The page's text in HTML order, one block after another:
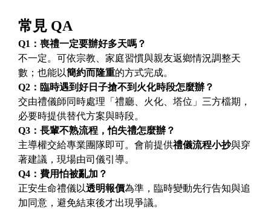
常見 QA
Q1 ：喪禮一定要辦好多天嗎？
不一定。可依宗教、家庭習慣與親友返鄉情況調整天
數；也能以簡約而隆重的方式完成。
Q2 ：臨時遇到好日子搶不到火化時段怎麼辦？
交由禮儀師同時處理「禮廳、火化、塔位」三方檔期，
必要時提供替代方案與時段。
Q3 ：長輩不熟流程，怕失禮怎麼辦？
主導權交給專業團隊即可。會前提供禮儀流程小抄與穿
著建議，現場由司儀引導。
Q4 ：費用怕被亂加？
正安生命禮儀以透明報價為準，臨時變動先行告知與追
加同意，避免結束後才出現爭議。